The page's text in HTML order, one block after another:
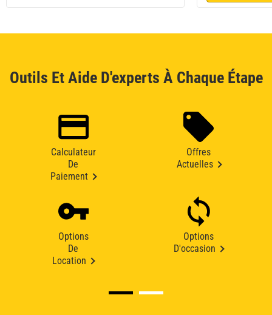
Outils Et Aide D'experts À Chaque Étape
Calculateur
De
Paiement
Offres
Actuelles
Options
De
Location
Options
D'occasion